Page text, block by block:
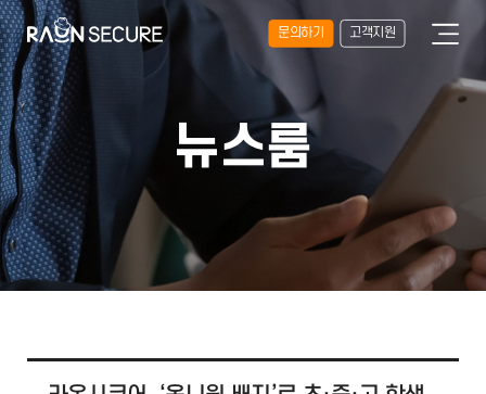
문의하기 고객지원
뉴스룸